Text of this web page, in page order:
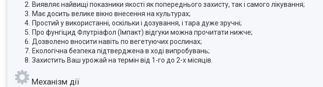
Виявляє найвищі показники якості як попереднього захисту, так і самого лікування;
Має досить велике вікно внесення на культурах;
Простий у використанні, оскільки і дозування, і тара дуже зручні;
Про фунгіцид Флутріафол (Імпакт) відгуки можна прочитати нижче;
Дозволено вносити навіть по вегетуючих рослинах;
Екологічна безпека підтверджена в ході випробувань;
Захистить Ваш урожай на термін від 1-го до 2-х місяців.
Механізм дії